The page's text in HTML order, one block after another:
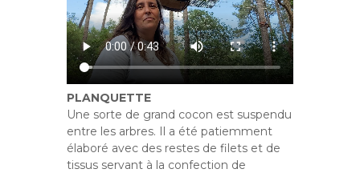
PLANQUETTE
Une sorte de grand cocon est suspendu
entre les arbres. Il a été patiemment
élaboré avec des restes de filets et de
tissus servant à la confection de